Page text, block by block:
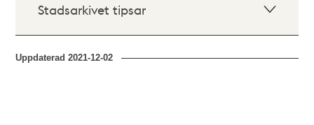
Stadsarkivet tipsar
Uppdaterad2021-12-02